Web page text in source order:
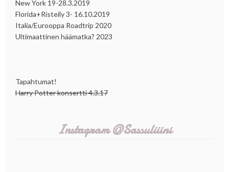
New York 19-28.3.2019
Florida+Risteily 3- 16.10.2019
Italia/Eurooppa Roadtrip 2020
Ultimaattinen häämatka? 2023
Tapahtumat!
Harry Potter konsertti 4.3.17
Instagram @Sassuliiini